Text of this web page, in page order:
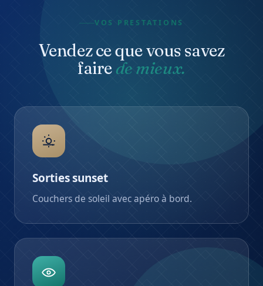
VOS PRESTATIONS
Vendez ce que vous savez
faire de mieux.
Sorties sunset
Couchers de soleil avec apéro à bord.